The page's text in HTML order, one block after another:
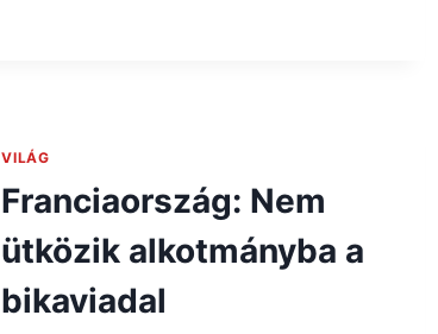
VILÁG
Franciaország: Nem
ütközik alkotmányba a
bikaviadal